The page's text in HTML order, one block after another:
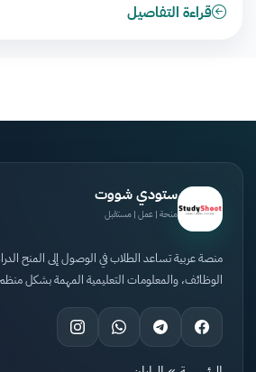
قراءة التفاصيل
ستودي شووت
منحة | عمل | مستقبل
منصة عربية تساعد الطلاب في الوصول إلى المنح
الوظائف، والمعلومات التعليمية المهمة بشكل